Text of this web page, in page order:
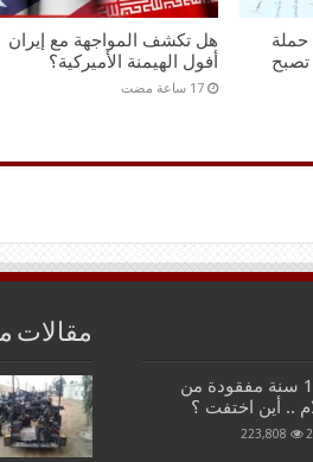
تصبح
هل تكشف المواجهة مع إيران
أفول الهيمنة الأميركية؟
‏17 ساعة مضت
اكثر من 183 سنة مفقودة من
.. أين اختفت ؟
223,808
مقالات